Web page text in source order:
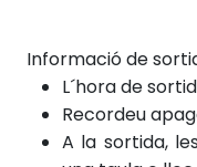
Informació de
L´hora de
Recordeu
A la sortida,